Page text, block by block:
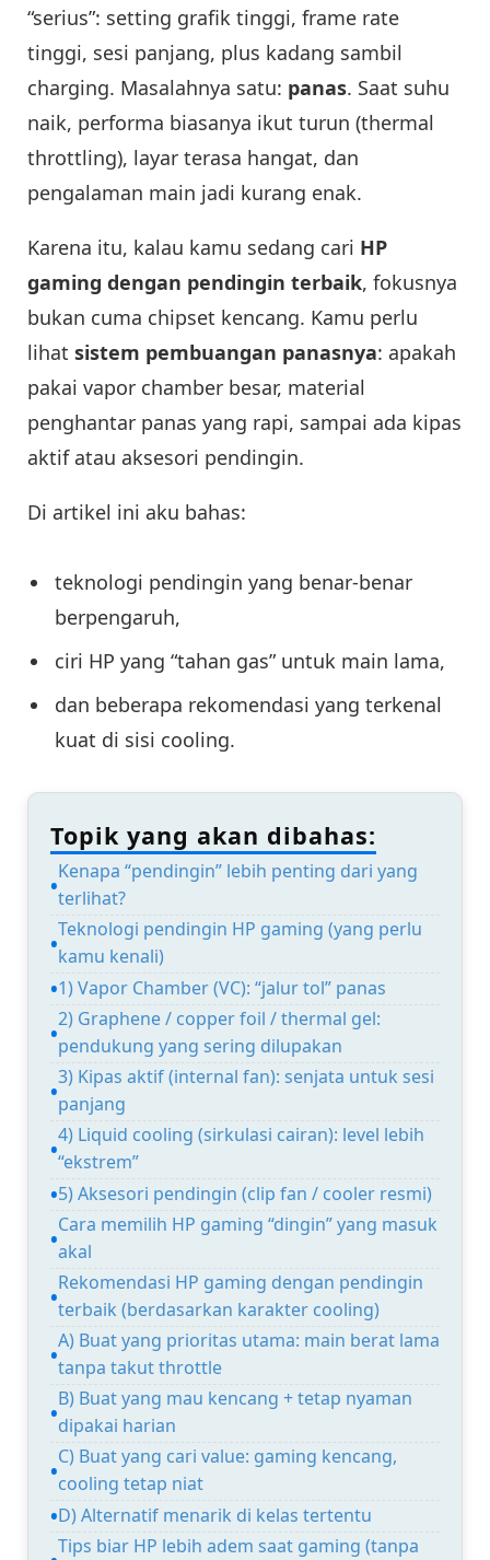
“serius”: setting grafik tinggi, frame rate
tinggi, sesi panjang, plus kadang sambil
charging. Masalahnya satu: panas. Saat suhu
naik, performa biasanya ikut turun (thermal
throttling), layar terasa hangat, dan
pengalaman main jadi kurang enak.
Karena itu, kalau kamu sedang cari HP
gaming dengan pendingin terbaik, fokusnya
bukan cuma chipset kencang. Kamu perlu
lihat sistem pembuangan panasnya: apakah
pakai vapor chamber besar, material
penghantar panas yang rapi, sampai ada kipas
aktif atau aksesori pendingin.
Di artikel ini aku bahas:
teknologi pendingin yang benar-benar
berpengaruh,
ciri HP yang “tahan gas” untuk main lama,
dan beberapa rekomendasi yang terkenal
kuat di sisi cooling.
Topik yang akan dibahas:
Kenapa “pendingin” lebih penting dari yang
terlihat?
Teknologi pendingin HP gaming (yang perlu
kamu kenali)
1) Vapor Chamber (VC): “jalur tol” panas
2) Graphene / copper foil / thermal gel:
pendukung yang sering dilupakan
3) Kipas aktif (internal fan): senjata untuk sesi
panjang
4) Liquid cooling (sirkulasi cairan): level lebih
“ekstrem”
5) Aksesori pendingin (clip fan / cooler resmi)
Cara memilih HP gaming “dingin” yang masuk
akal
Rekomendasi HP gaming dengan pendingin
terbaik (berdasarkan karakter cooling)
A) Buat yang prioritas utama: main berat lama
tanpa takut throttle
B) Buat yang mau kencang + tetap nyaman
dipakai harian
C) Buat yang cari value: gaming kencang,
cooling tetap niat
D) Alternatif menarik di kelas tertentu
Tips biar HP lebih adem saat gaming (tanpa